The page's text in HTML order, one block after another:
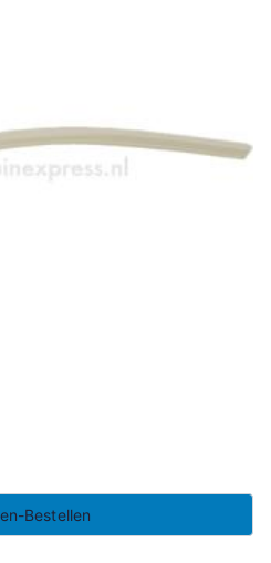
Bestellen